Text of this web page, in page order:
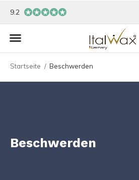
9.2
Startseite Beschwerden
Beschwerden